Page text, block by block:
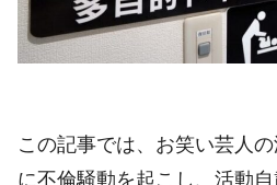
この記事では、お笑い芸人
に不倫騒動を起こし、活動